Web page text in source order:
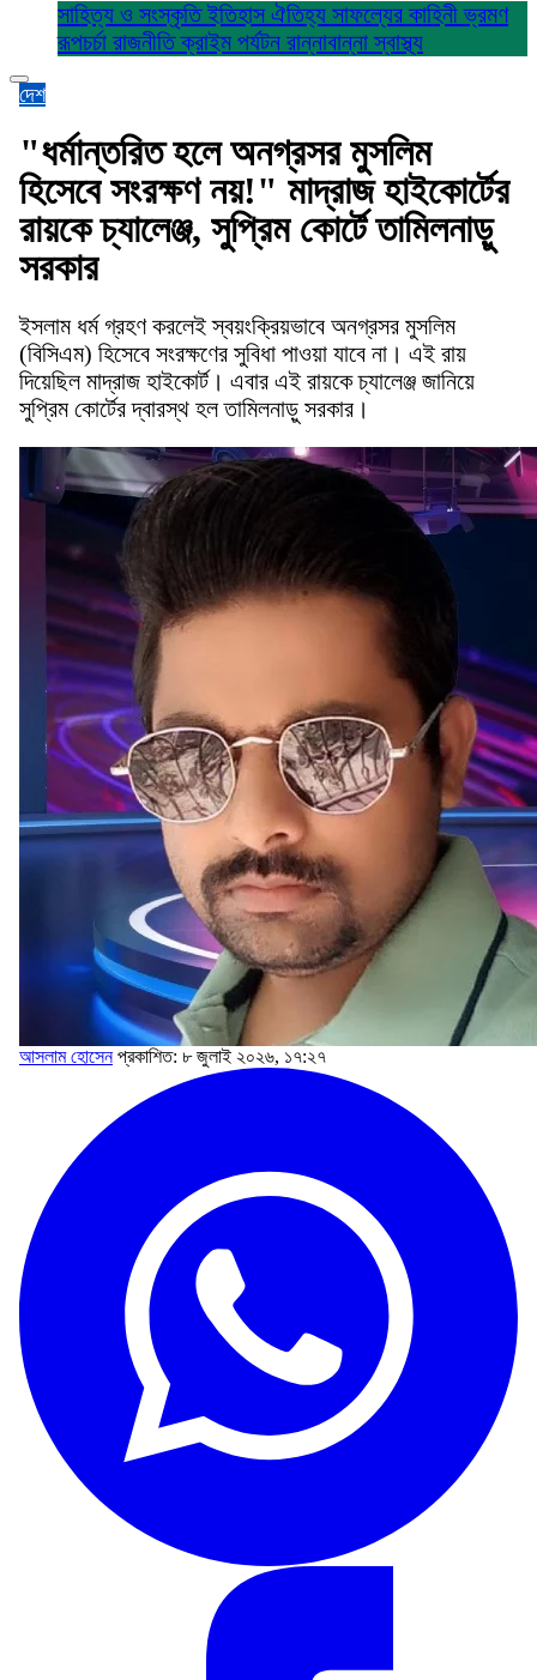
সাহিত্য ও সংস্কৃতিইতিহাস ঐতিহ্য সাফল্যের কাহিনীভ্রমণ
রূপচর্চা রাজনীতিক্রাইম পর্যটন রান্নাবান্নাস্বাস্থ্য
দেশ
"ধর্মান্তরিত হলে অনগ্রসর মুসলিম
হিসেবে সংরক্ষণ নয়!" মাদ্রাজ হাইকোর্টের
রায়কে চ্যালেঞ্জ, সুপ্রিম কোর্টে তামিলনাড়ু
সরকার
ইসলাম ধর্ম গ্রহণ করলেই স্বয়ংক্রিয়ভাবে অনগ্রসর মুসলিম
(বিসিএম) হিসেবে সংরক্ষণের সুবিধা পাওয়া যাবে না। এই রায়
দিয়েছিল মাদ্রাজ হাইকোর্ট। এবার এই রায়কে চ্যালেঞ্জ জানিয়ে
সুপ্রিম কোর্টের দ্বারস্থ হল তামিলনাড়ু সরকার।
আসলাম হোসেন প্রকাশিত: ৮ জুলাই ২০২৬, ১৭:২৭